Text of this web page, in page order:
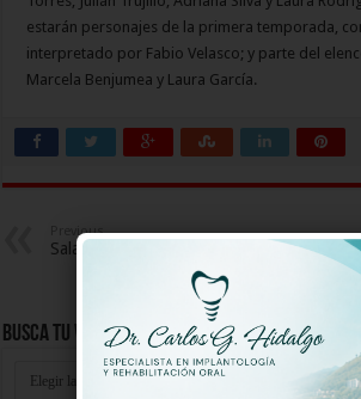
estarán personajes de la primera temporada,
interpretado por Fabio Velasco; y parte del
Marcela Benjumea y Laura García.
Previous
Sala de Urgencias 2 Capitulo 18
Sala de
Busca Tu Video Aqui